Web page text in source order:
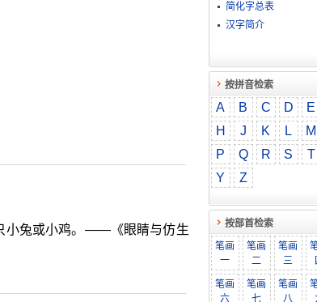
小兔或小鸡。——《眼睛与仿生
简化字总表
汉字简介
按拼音检索
A B C D E
H
J K L M
P
Q R S T
Y
Z
按部首检索
笔画
一
笔画
二
笔画
三
笔画
六
笔画
七
笔画
八